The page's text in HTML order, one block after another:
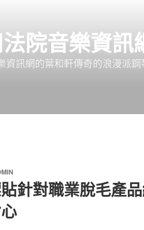
院音樂資訊
資訊網的葉和軒傳奇的浪漫派
針對職業脫毛產